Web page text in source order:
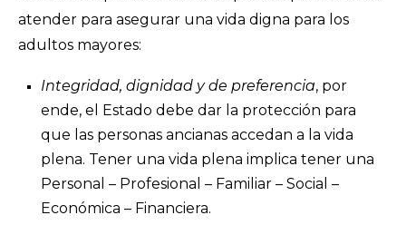
atender para asegurar una vida digna para los
adultos mayores:
Integridad, dignidad y de preferencia, por
ende, el Estado debe dar la protección para
que las personas ancianas accedan a la vida
plena. Tener una vida plena implica tener una
Personal – Profesional – Familiar – Social –
Económica – Financiera.